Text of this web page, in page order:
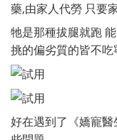
藥,由家人代勞 只要
牠是那種拔腿就跑
挑的偏劣質的皆不吃
好在遇到了《嬌寵